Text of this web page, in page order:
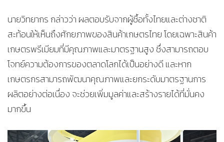
นายวิทยากร กล่าวว่า ผลตอบรับจากผู้ซื้อทั้งไทยและต่างชาติ
สะท้อนให้เห็นถึงศักยภาพของสินค้าเกษตรไทย โดยเฉพาะสินค้า
เกษตรพรีเมียมที่มีคุณภาพและมาตรฐานสูง ซึ่งสามารถตอบ
โจทย์ความต้องการของตลาดโลกได้เป็นอย่างดี และหาก
เกษตรกรสามารถพัฒนาคุณภาพและยกระดับมาตรฐานการ
ผลิตอย่างต่อเนื่อง จะช่วยเพิ่มมูลค่าและสร้างรายได้ที่มั่นคง
มากขึ้น